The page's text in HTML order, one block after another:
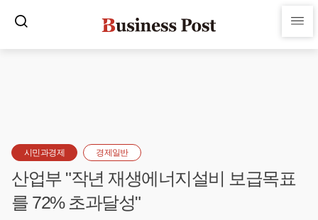
시민과경제 경제일반
산업부 "작년 재생에너지설비 보급목표
를 72% 초과달성"